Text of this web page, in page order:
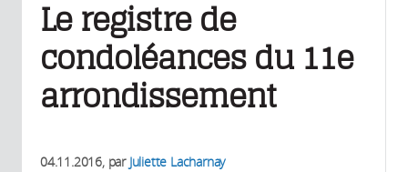
Le registre de
condoléances du 11e
arrondissement
04.11.2016, par Juliette Lacharnay